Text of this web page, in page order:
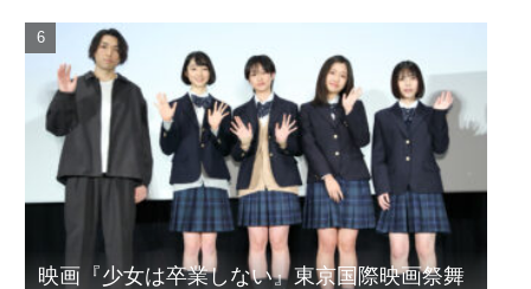
映画『少女は卒業しない』東京国際映画祭舞